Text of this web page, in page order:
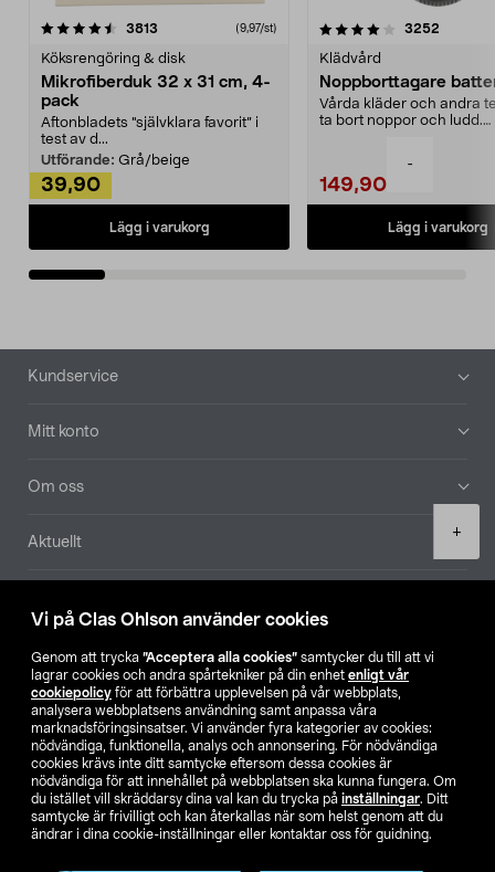
Vi på Clas Ohlson använder cookies
Genom att trycka ”Acceptera alla cookies” samtycker du till att vi
lagrar cookies och andra spårtekniker på din enhet enligt vår
cookiepolicy för att förbättra upplevelsen på vår webbplats,
analysera webbplatsens användning samt anpassa våra
marknadsföringsinsatser. Vi använder fyra kategorier av cookies:
nödvändiga, funktionella, analys och annonsering. För nödvändiga
cookies krävs inte ditt samtycke eftersom dessa cookies är
nödvändiga för att innehållet på webbplatsen ska kunna fungera. Om
du istället vill skräddarsy dina val kan du trycka på inställningar. Ditt
samtycke är frivilligt och kan återkallas när som helst genom att du
ändrar i dina cookie-inställningar eller kontaktar oss för guidning.
-
+
3813 (9,97/st)
Köksrengöring & disk
Mikrofiberduk 32 x 31 cm, 4-
pack
Aftonbladets "självklara favorit” i
test av d...
Utförande: Grå/beige
39,90
Lägg i varukorg
4.0av 5 stjärnor 3252
Klädvård
Noppborttagare
Vårda kläder och andra
ta bort noppor och ludd.
149,90
Lägg i varukorg
4.5av 5 stjärnor
Sidfot
Kundservice
Mitt konto
Om oss
Aktuellt
Hitta butik
SE NO FI